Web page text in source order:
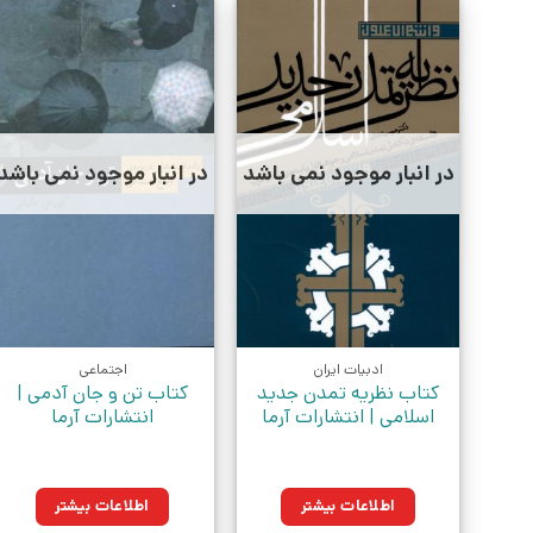
در انبار موجود نمی باشد
ادبیات ایران
کتاب نظریه تمدن جدید
اسلامی | انتشارات آرما
اطلاعات بیشتر
در انبار موجود نمی
اجتماعی
کتاب تن و جان آدمی |
انتشارات آرما
اطلاعات بیشتر